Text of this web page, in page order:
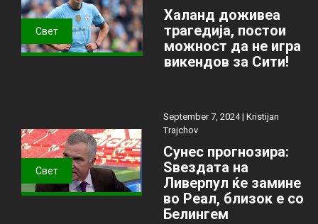
Свет
Халанд доживеа
трагедија, постои
можност да не игра
викендов за Сити!
Свет
September 7, 2024 | Kristijan
Trajchov
Сунес прогнозира:
Ѕвездата на
Ливерпул ќе замине
во Реал, близок е со
Белингем